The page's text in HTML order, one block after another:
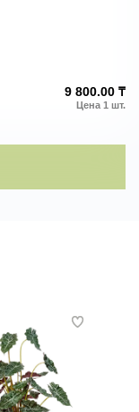
9 800.00 ₸